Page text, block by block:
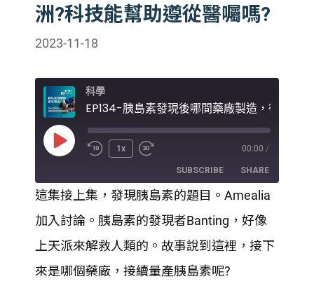
洲?科技能幫助遵從醫囑嗎?
2023-11-18
科學
Play
1x 00:00 /
SUBSCRIBE SHARE
RSS FEED
SHARE
LINK
EMBED
這集接上集，發現胰島素的題目。Amealia
加入討論。胰島素的發現者Banting，好像
上天派來解救人類的。故事說到這裡，接下
來是哪個藥廠，接續量產胰島素呢?